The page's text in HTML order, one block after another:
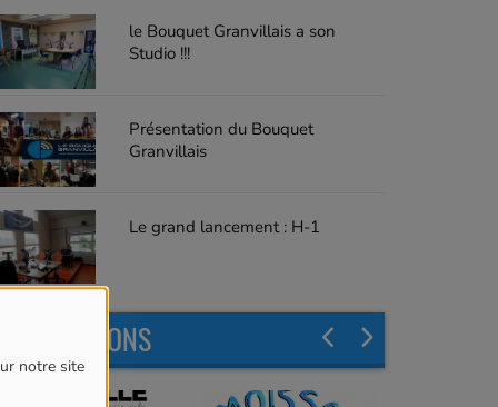
notre site
le Bouquet Granvillais a son
Studio !!!
Présentation du Bouquet
Granvillais
Le grand lancement : H-1
LES ÉMISSIONS